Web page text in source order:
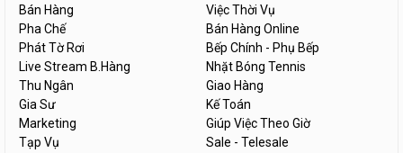
Bán Hàng
Việc Thời Vụ
Pha Chế
Bán Hàng Online
Phát Tờ Rơi
Bếp Chính - Phụ Bếp
Live Stream B.Hàng
Nhặt Bóng Tennis
Thu Ngân
Giao Hàng
Gia Sư
Kế Toán
Marketing
Giúp Việc Theo Giờ
Tạp Vụ
Sale - Telesale